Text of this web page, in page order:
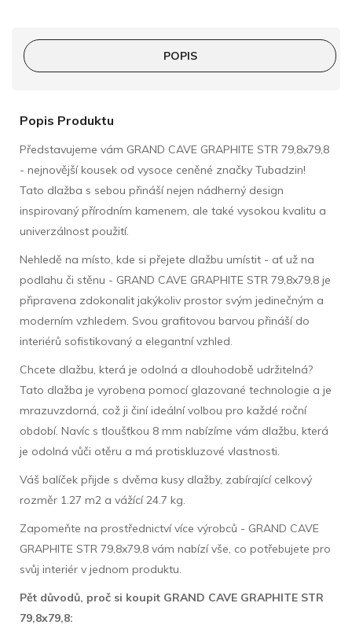
POPIS
Popis Produktu
Představujeme vám GRAND CAVE GRAPHITE STR 79,8x79,8
- nejnovější kousek od vysoce ceněné značky Tubadzin!
Tato dlažba s sebou přináší nejen nádherný design
inspirovaný přírodním kamenem, ale také vysokou kvalitu a
univerzálnost použití.
Nehledě na místo, kde si přejete dlažbu umístit - ať už na
podlahu či stěnu - GRAND CAVE GRAPHITE STR 79,8x79,8 je
připravena zdokonalit jakýkoliv prostor svým jedinečným a
moderním vzhledem. Svou grafitovou barvou přináší do
interiérů sofistikovaný a elegantní vzhled.
Chcete dlažbu, která je odolná a dlouhodobě udržitelná?
Tato dlažba je vyrobena pomocí glazované technologie a je
mrazuvzdorná, což ji činí ideální volbou pro každé roční
období. Navíc s tloušťkou 8 mm nabízíme vám dlažbu, která
je odolná vůči otěru a má protiskluzové vlastnosti.
Váš balíček přijde s dvěma kusy dlažby, zabírající celkový
rozměr 1.27 m2 a vážící 24.7 kg.
Zapomeňte na prostřednictví více výrobců - GRAND CAVE
GRAPHITE STR 79,8x79,8 vám nabízí vše, co potřebujete pro
svůj interiér v jednom produktu.
Pět důvodů, proč si koupit GRAND CAVE GRAPHITE STR
79,8x79,8: